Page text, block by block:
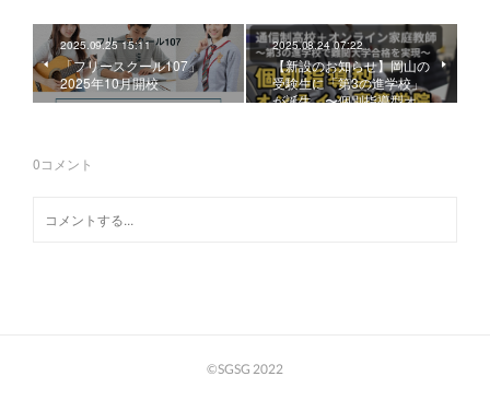
2025.09.25 15:11
「フリースクール107」
2025年10月開校
2025.08.24 07:22
【新設のお知らせ】岡山の
受験生に「第3の進学校」
が誕生 〜個別指導型オ…
0コメント
©SGSG 2022